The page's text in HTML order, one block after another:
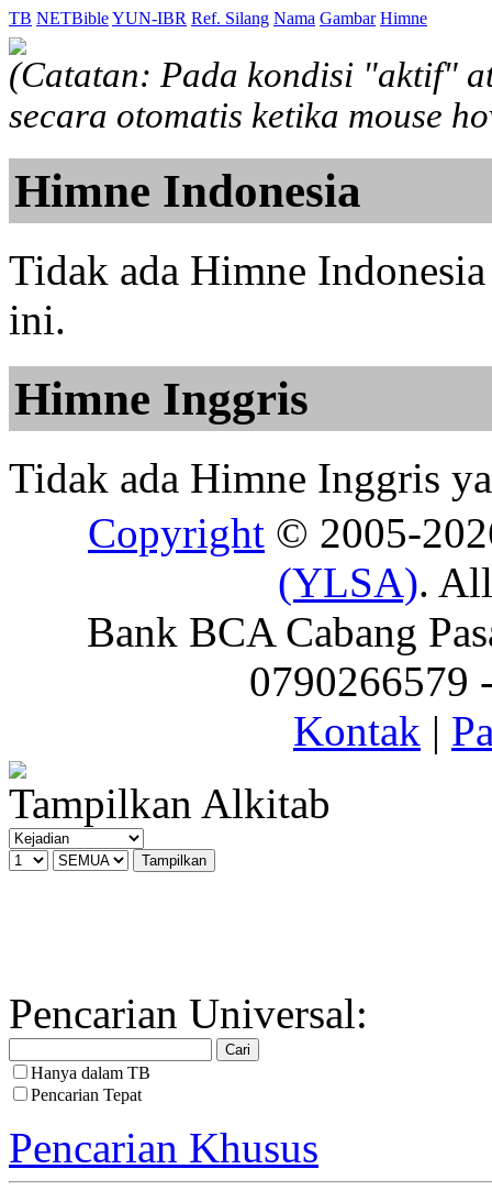
TB NETBibleYUN-IBR Ref. Silang Nama Gambar Himne
(Catatan: Pada kondisi "aktif"
secara otomatis ketika mouse
Himne Indonesia
Tidak ada Himne
ini.
Himne Inggris
Tidak ada Himne Inggris
Copyright © 2005-
(YLSA).
Bank BCA Cabang
0790266579
Kontak |
Tampilkan Alkitab
Pencarian Universal:
Hanya dalam TB
Pencarian Tepat
Pencarian Khusus